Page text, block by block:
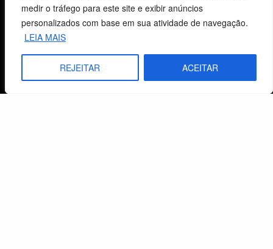
medir o tráfego para este site e exibir anúncios
personalizados com base em sua atividade de navegação.
LEIA MAIS
REJEITAR ACEITAR
Fale Conosco
E-mails
vendas@cebi.org.br
comunicacao@cebi.org.br